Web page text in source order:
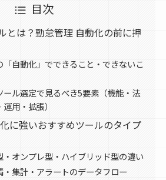
目次
とは？勤怠管理 自動化の前に押
「自動化」でできること・できないこ
ール選定で見るべき5要素（機能・法
用・拡張）
に強いおすすめツールのタイプ
・オンプレ型・ハイブリッド型の違い
・集計・アラートのデータフロー